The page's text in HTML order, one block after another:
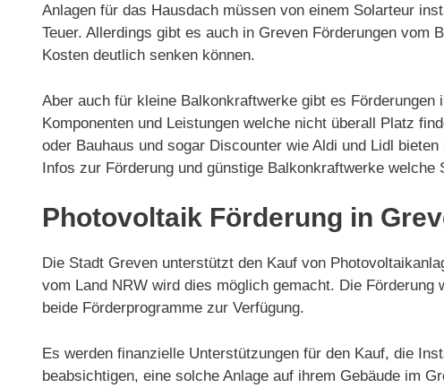
Anlagen für das Hausdach müssen von einem Solarteur
Teuer. Allerdings gibt es auch in Greven Förderungen vom
Kosten deutlich senken können.
Aber auch für kleine Balkonkraftwerke gibt es
Komponenten und Leistungen welche nicht überall Platz
oder Bauhaus und sogar Discounter wie Aldi und Lidl
Infos zur Förderung und günstige Balkonkraftwerke welche
Photovoltaik Förderung in
Die Stadt Greven unterstützt den Kauf von
vom Land NRW wird dies möglich gemacht. Die
beide Förderprogramme zur Verfügung.
Es werden finanzielle Unterstützungen für den Kauf, die
beabsichtigen, eine solche Anlage auf ihrem Gebäude im